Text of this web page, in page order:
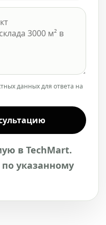
данных для ответа на
в TechMart.
указанному